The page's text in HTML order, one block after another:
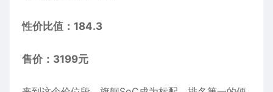
性价比值：184.3
售价：3199元